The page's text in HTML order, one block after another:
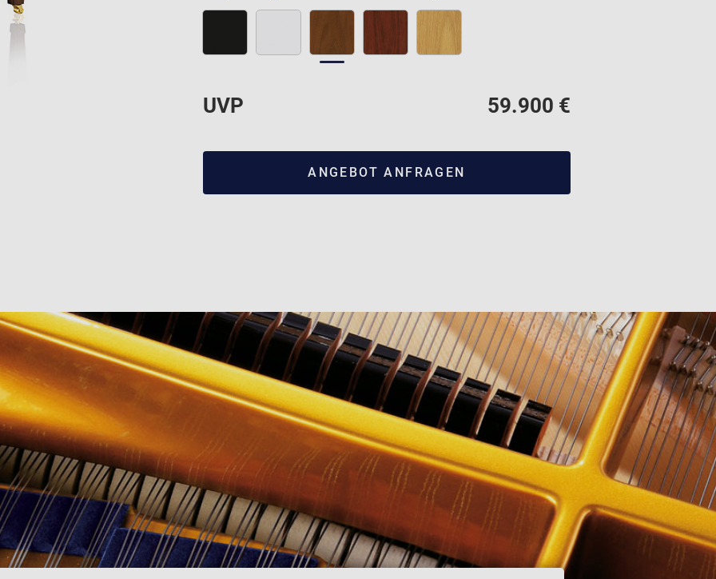
UVP 59.900 €
ANGEBOT ANFRAGEN